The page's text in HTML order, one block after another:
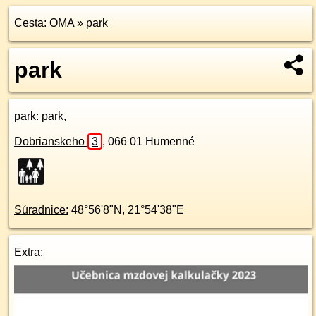
Cesta: OMA» park
park
park: park,
Dobrianskeho 3 , 066 01 Humenné
Súradnice: 48°56'8"N , 21°54'38"E
Extra: